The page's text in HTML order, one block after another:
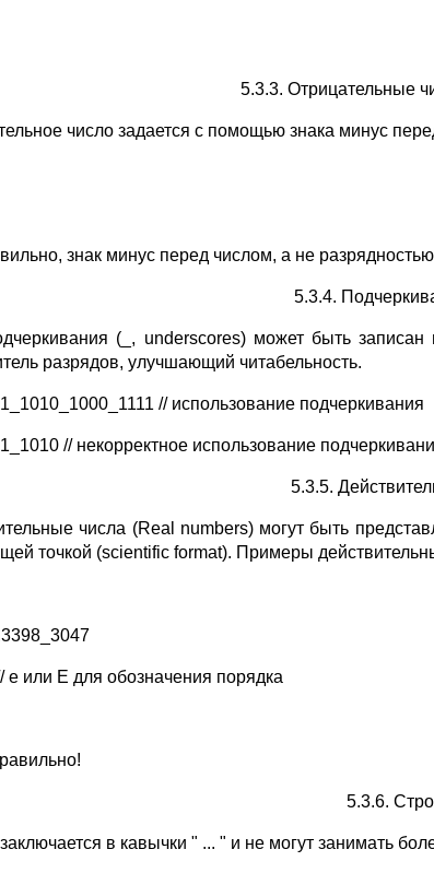
5.3.3. Отрицательные
число задается с помощью знака минус
знак минус перед числом, а не
5.3.4.
(_, underscores) может быть
разрядов, улучшающий читабельность.
// использование подчеркивания
// некорректное использование
5.3.5.
числа (Real numbers) могут быть
точкой (scientific format). Примеры
e или E для обозначения порядка
5.3.6.
в кавычки " ... " и не могут занимать